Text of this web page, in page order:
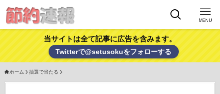
MENU
当サイトは全て記事に広告を含みます。
Twitterで@setusokuをフォローする
ホーム 抽選で当たる